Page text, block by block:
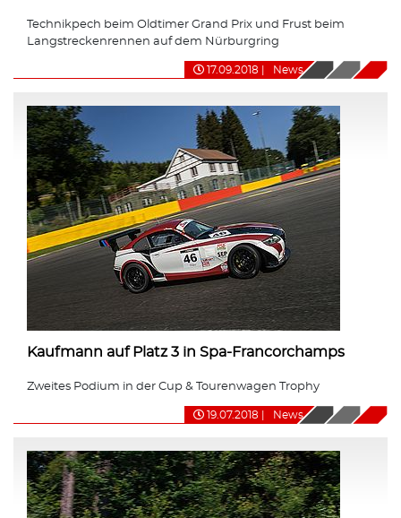
Technikpech beim Oldtimer Grand Prix und Frust beim
Langstreckenrennen auf dem Nürburgring
17.09.2018 News
Kaufmann auf Platz 3 in Spa-Francorchamps
Zweites Podium in der Cup & Tourenwagen Trophy
19.07.2018 News